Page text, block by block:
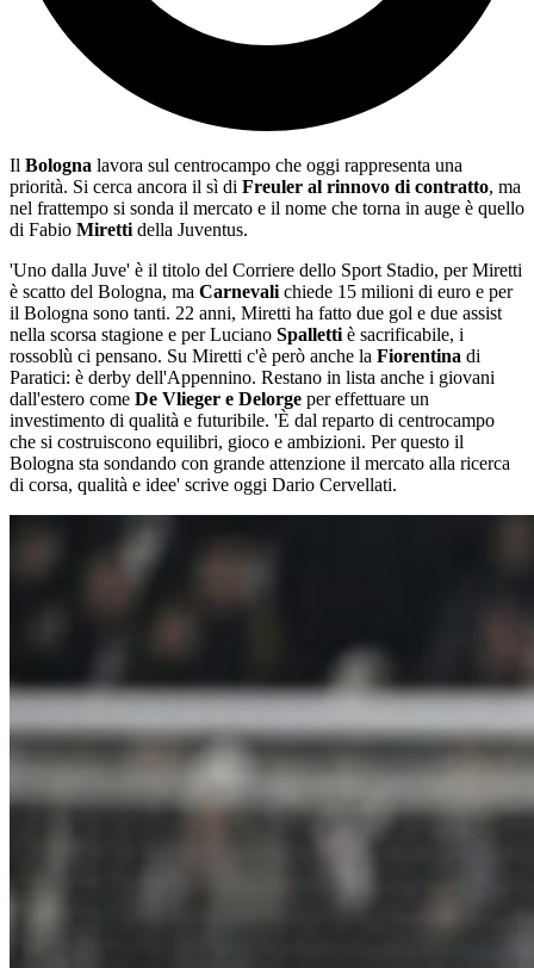
Il Bologna lavora sul centrocampo che oggi rappresenta una
priorità. Si cerca ancora il sì di Freuler al rinnovo di contratto, ma
nel frattempo si sonda il mercato e il nome che torna in auge è quello
di Fabio Miretti della Juventus.
'Uno dalla Juve' è il titolo del Corriere dello Sport Stadio, per Miretti
è scatto del Bologna, ma Carnevali chiede 15 milioni di euro e per
il Bologna sono tanti. 22 anni, Miretti ha fatto due gol e due assist
nella scorsa stagione e per Luciano Spalletti è sacrificabile, i
rossoblù ci pensano. Su Miretti c'è però anche la Fiorentina di
Paratici: è derby dell'Appennino. Restano in lista anche i giovani
dall'estero come De Vlieger e Delorge per effettuare un
investimento di qualità e futuribile. 'È dal reparto di centrocampo
che si costruiscono equilibri, gioco e ambizioni. Per questo il
Bologna sta sondando con grande attenzione il mercato alla ricerca
di corsa, qualità e idee' scrive oggi Dario Cervellati.